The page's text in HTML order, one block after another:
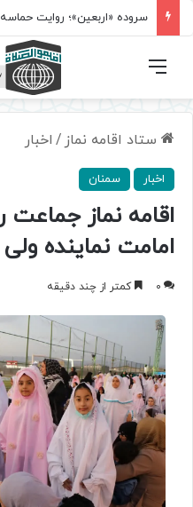
فهرست
ستاد اقامه نماز / اخبار
اخبار سمنان
اقامه نماز جماعت
امامت نماینده
0 کمتر از چند دقیقه